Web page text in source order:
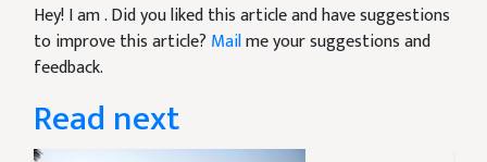
Hey! I am. Did you liked this article and have suggestions
to improve this article? Mailme your suggestions and
feedback.
Read next